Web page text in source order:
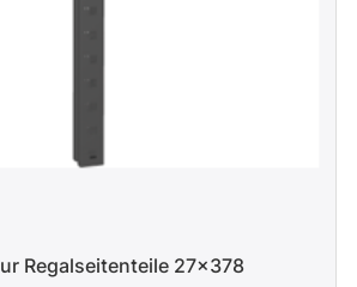
Regalseitenteile 27x378